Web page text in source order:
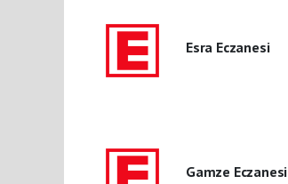
Esra Eczanesi
Gamze Eczanesi